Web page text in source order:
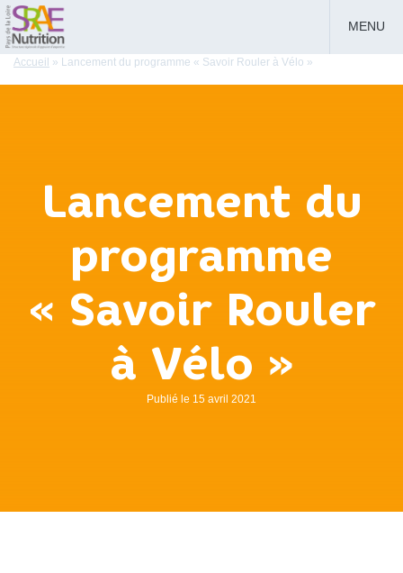
MENU
Accueil » Lancement du programme « Savoir Rouler à Vélo »
Lancement du
programme
« Savoir Rouler
à Vélo »
Publié le 15 avril 2021